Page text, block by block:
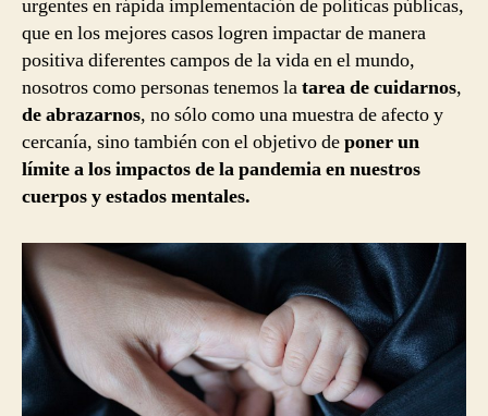
urgentes en rápida implementación de políticas públicas,
que en los mejores casos logren impactar de manera
positiva diferentes campos de la vida en el mundo,
nosotros como personas tenemos latarea de cuidarnos,
de abrazarnos, no sólo como una muestra de afecto y
cercanía, sino también con el objetivo deponer un
límite a los impactos de la pandemia en nuestros
cuerpos y estados mentales.